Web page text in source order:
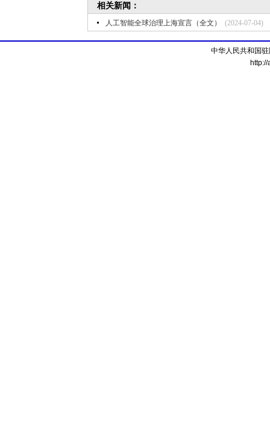
相关新闻：
人工智能全球治理上海宣言（全文） (2024-07-04)
中华人民共和国